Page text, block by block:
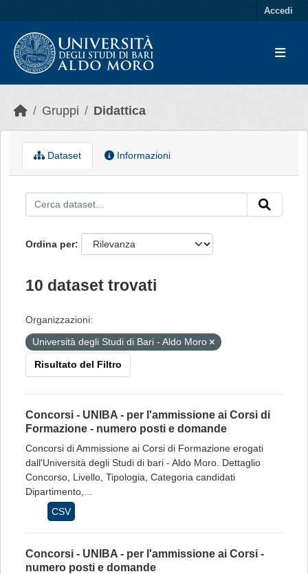
Accedi
Gruppi Didattica
Dataset Informazioni
Ordina per
10 dataset trovati
Organizzazioni:
Università degli Studi di Bari - Aldo Moro
Risultato del Filtro
Concorsi - UNIBA - per l'ammissione ai Corsi di
Formazione - numero posti e domande
Concorsi di Ammissione ai Corsi di Formazione erogati
dall'Università degli Studi di bari - Aldo Moro. Dettaglio
Concorso, Livello, Tipologia, Categoria candidati
Dipartimento,...
CSV
Concorsi - UNIBA - per l'ammissione ai Corsi -
numero posti e domande